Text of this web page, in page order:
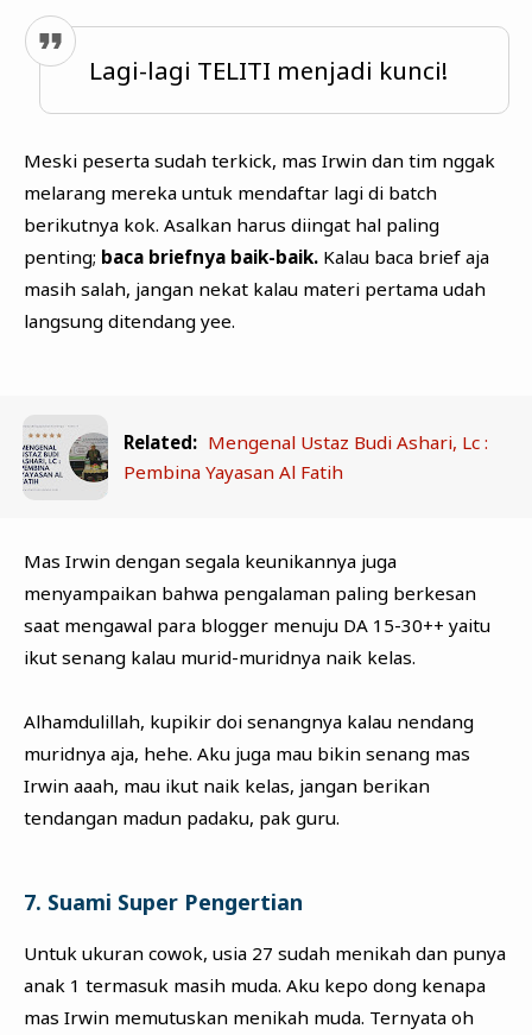
Lagi-lagi TELITI menjadi kunci!
Meski peserta sudah terkick, mas Irwin dan tim nggak
melarang mereka untuk mendaftar lagi di batch
berikutnya kok. Asalkan harus diingat hal paling
penting; baca briefnya baik-baik. Kalau baca brief aja
masih salah, jangan nekat kalau materi pertama udah
langsung ditendang yee.
Related: Mengenal Ustaz Budi Ashari, Lc :
Pembina Yayasan Al Fatih
Mas Irwin dengan segala keunikannya juga
menyampaikan bahwa pengalaman paling berkesan
saat mengawal para blogger menuju DA 15-30++ yaitu
ikut senang kalau murid-muridnya naik kelas.
Alhamdulillah, kupikir doi senangnya kalau nendang
muridnya aja, hehe. Aku juga mau bikin senang mas
Irwin aaah, mau ikut naik kelas, jangan berikan
tendangan madun padaku, pak guru.
7. Suami Super Pengertian
Untuk ukuran cowok, usia 27 sudah menikah dan punya
anak 1 termasuk masih muda. Aku kepo dong kenapa
mas Irwin memutuskan menikah muda. Ternyata oh